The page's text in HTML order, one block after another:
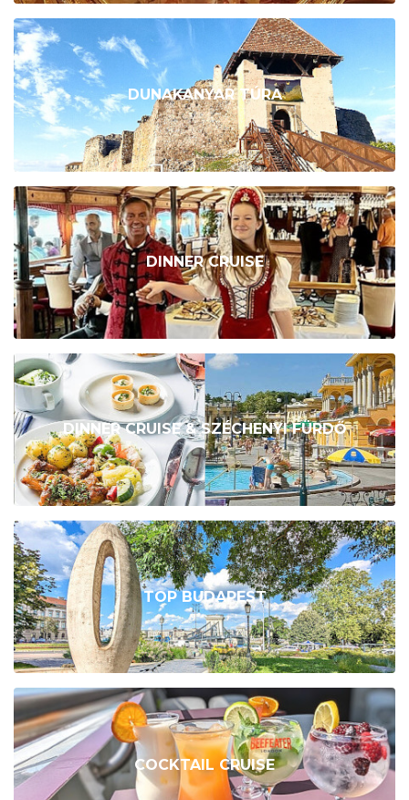
DUNAKANYAR TÚRA
DINNER CRUISE
DINNER CRUISE & SZÉCHENYI FÜRDŐ
TOP BUDAPEST
COCKTAIL CRUISE